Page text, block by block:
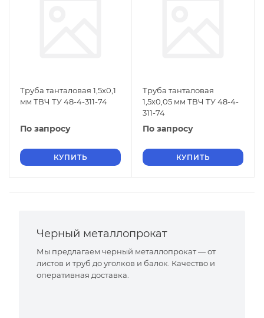
Труба танталовая 1,5х0,1
мм ТВЧ ТУ 48-4-311-74
По запросу
КУПИТЬ
Труба танталовая
1,5х0,05 мм ТВЧ ТУ 48-4-
311-74
По запросу
КУПИТЬ
Черный металлопрокат
Мы предлагаем черный металлопрокат — от
листов и труб до уголков и балок. Качество и
оперативная доставка.